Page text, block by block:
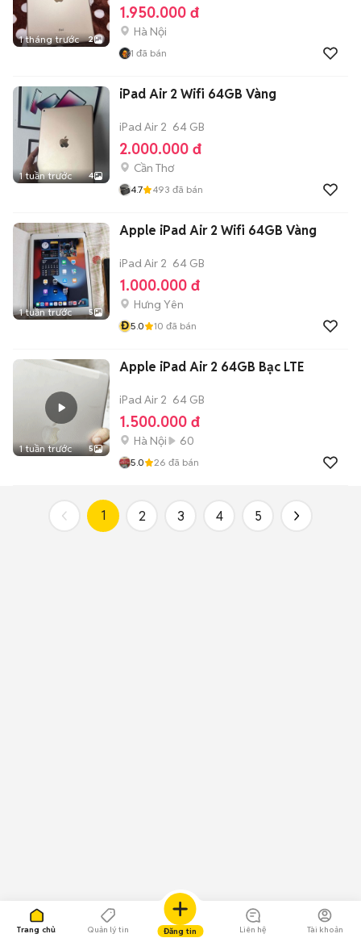
Trang chủ Quản lý tin Đăng tin Liên hệ Tài khoản
1 tháng trước 2
1.950.000 đ
Hà Nội
1 đã bán
1 tuần trước 4
iPad Air 2 Wifi 64GB Vàng
iPad Air 2 64 GB
2.000.000 đ
Cần Thơ
4.7 493 đã bán
1 tuần trước 5
Apple iPad Air 2 Wifi 64GB Vàng
iPad Air 2 64 GB
1.000.000 đ
Hưng Yên
Đ5.0 10 đã bán
1 tuần trước 5
Apple iPad Air 2 64GB Bạc LTE
iPad Air 2 64 GB
1.500.000 đ
Hà Nội 60
5.0 26 đã bán
1 2 3 4 5